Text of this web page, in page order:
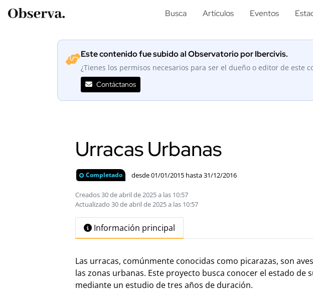
Busca Artículos Eventos
Este contenido fue subido al Observatorio por Ibercivis.
¿Tienes los permisos necesarios para ser el dueño o editor de este
Contáctanos
Urracas Urbanas
Completado desde 01/01/2015 hasta 31/12/2016
Creados 30 de abril de 2025 a las 10:57
Actualizado 30 de abril de 2025 a las 10:57
Información principal
Las urracas, comúnmente conocidas como picarazas, son
las zonas urbanas. Este proyecto busca conocer el estado de
mediante un estudio de tres años de duración.